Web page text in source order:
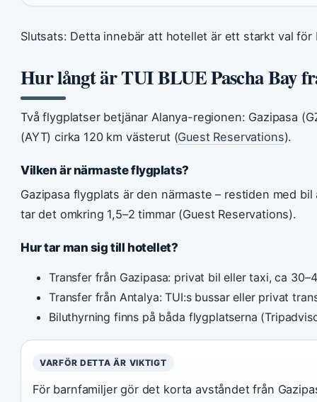
Slutsats: Detta innebär att hotellet är ett starkt val
Hur långt är TUI BLUE Pascha Bay
Två flygplatser betjänar Alanya-regionen: Gazipasa
(AYT) cirka 120 km västerut (Guest Reservations).
Vilken är närmaste flygplats?
Gazipasa flygplats är den närmaste – restiden med
tar det omkring 1,5–2 timmar (Guest Reservations).
Hur tar man sig till hotellet?
Transfer från Gazipasa: privat bil eller taxi, ca
Transfer från Antalya: TUI:s bussar eller privat
Biluthyrning finns på båda flygplatserna
VARFÖR DETTA ÄR VIKTIGT
För barnfamiljer gör det korta avståndet från